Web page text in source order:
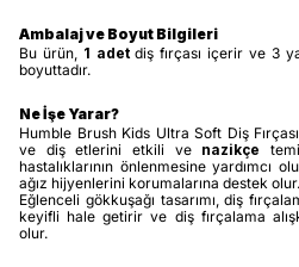
Ambalaj ve Boyut Bilgileri
Bu ürün, 1 adetdiş fırçası içerir ve 3
boyuttadır.
Ne İşe Yarar?
Humble Brush Kids Ultra Soft Diş
ve diş etlerini etkili ve nazikçe
hastalıklarının önlenmesine yardımcı
ağız hijyenlerini korumalarına destek olur.
Eğlenceli gökkuşağı tasarımı, diş
keyifli hale getirir ve diş fırçalama
olur.